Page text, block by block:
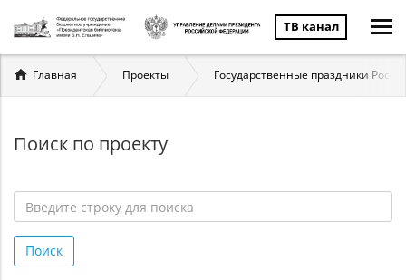
ТВ канал
Вы
здесь
Главная Проекты Государственные праздники
Поиск по проекту
строку
для
Поиск